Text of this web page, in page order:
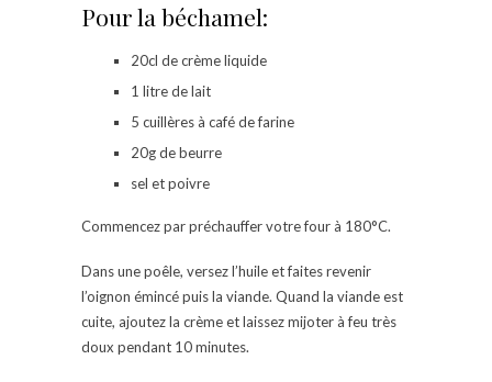
Pour la béchamel:
20cl de crème liquide
1 litre de lait
5 cuillères à café de farine
20g de beurre
sel et poivre
Commencez par préchauffer votre four à 180°C.
Dans une poêle, versez l’huile et faites revenir
l’oignon émincé puis la viande. Quand la viande est
cuite, ajoutez la crème et laissez mijoter à feu très
doux pendant 10 minutes.